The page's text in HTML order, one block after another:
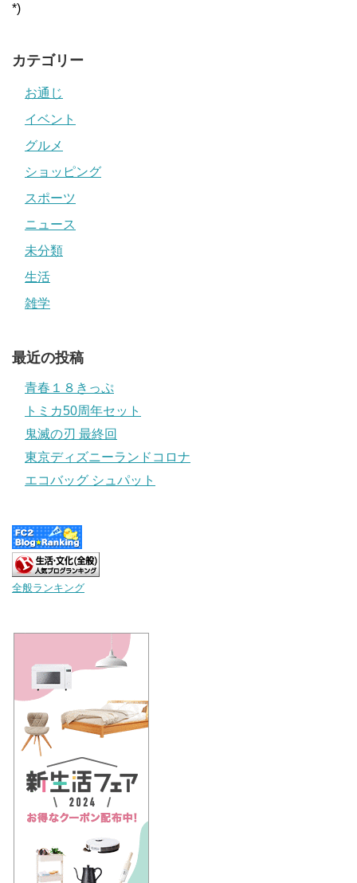
*)
カテゴリー
お通じ
イベント
グルメ
ショッピング
スポーツ
ニュース
未分類
生活
雑学
最近の投稿
青春１８きっぷ
トミカ50周年セット
鬼滅の刃 最終回
東京ディズニーランドコロナ
エコバッグ シュパット
全般ランキング